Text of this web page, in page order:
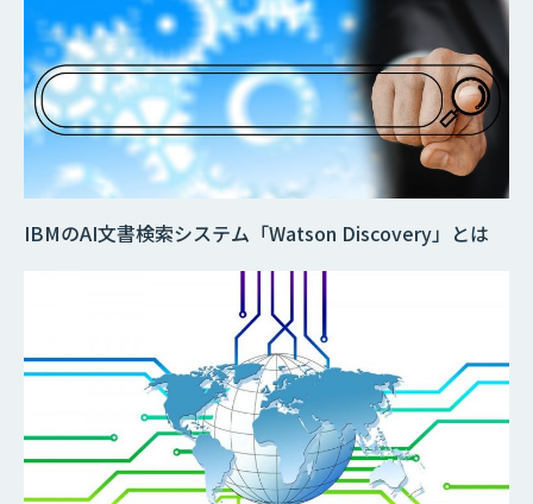
IBMのAI文書検索システム「Watson Discovery」とは